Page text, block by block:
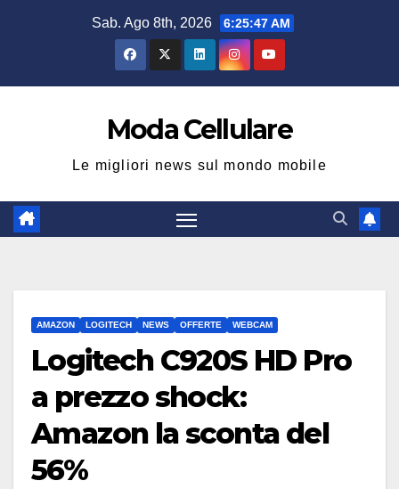
Sab. Ago 8th, 2026 6:25:49 AM
Moda Cellulare
Le migliori news sul mondo mobile
AMAZON LOGITECH NEWS OFFERTE WEBCAM
Logitech C920S HD Pro
a prezzo shock:
Amazon la sconta del
56%